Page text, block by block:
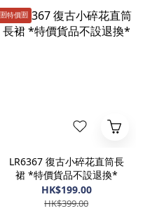
🈹️特價🈹️
LR6367 復古小碎花直筒長
裙 *特價貨品不設退換*
HK$199.00
HK$399.00